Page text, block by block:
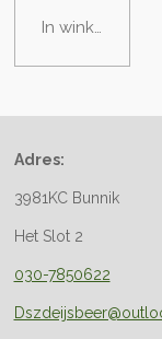
In winkelwagen
Adres:
3981KC Bunnik
Het Slot 2
030-7850622